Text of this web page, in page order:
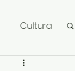
Cultura